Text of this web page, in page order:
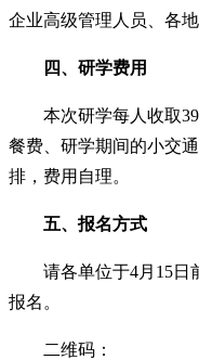
企业高级管理人员、各
四、研学费用
本次研学每人收取
餐费、研学期间的小交
排，费用自理。
五、报名方式
请各单位于4月15日
报名。
二维码：